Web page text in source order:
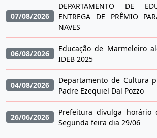
07/08/2026
DEPARTAMENTO DE
ENTREGA DE PRÊMIO
NAVES
06/08/2026
Educação de Marmeleiro
IDEB 2025
04/08/2026
Departamento de Cultura
Padre Ezequiel Dal Pozzo
26/06/2026
Prefeitura divulga horário
Segunda feira dia 29/06